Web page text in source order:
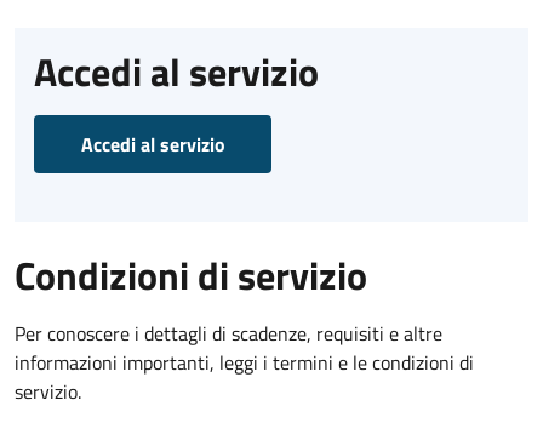
Accedi al servizio
Accedi al servizio
Condizioni di servizio
Per conoscere i dettagli di scadenze, requisiti e altre
informazioni importanti, leggi i termini e le condizioni di
servizio.